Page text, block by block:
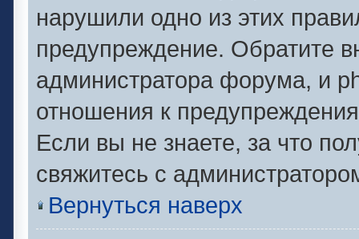
нарушили одно из этих
предупреждение. Обратите
администратора форума, и
отношения к
Если вы не знаете, за что
свяжитесь с
Вернуться наверх